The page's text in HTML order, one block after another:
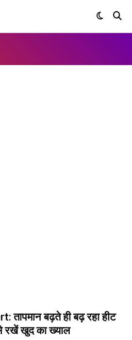
बढ़ते ही बढ़ रहा हीट
रखें खुद का ख्याल